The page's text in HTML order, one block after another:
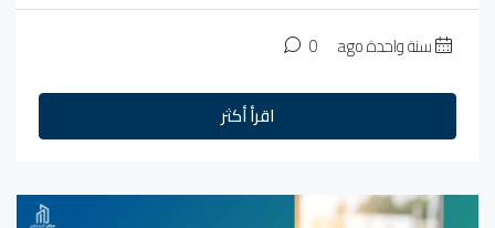
سنة واحدة ago 0
اقرأ أكثر